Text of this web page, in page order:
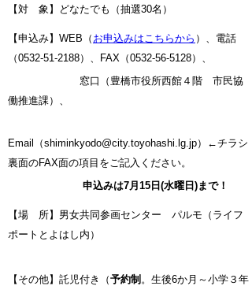
【対 象】どなたでも（抽選30名）
【申込み】WEB（ お申込みはこちらから ）、電話
（0532-51-2188）、FAX（0532-56-5128）、
窓口（豊橋市役所西館４階 市民協
働推進課）、
Email（shiminkyodo@city.toyohashi.lg.jp）←チラシ
裏面のFAX面の項目をご記入ください。
申込みは7月15日(水曜日)まで！
【場 所】男女共同参画センター パルモ（ライフ
ポートとよはし内）
【その他】託児付き（予約制 。生後6か月～小学３年